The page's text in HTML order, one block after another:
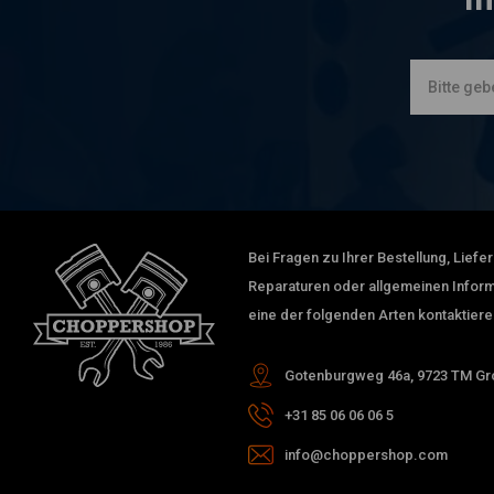
Bei Fragen zu Ihrer Bestellung,
Reparaturen oder allgemeinen
eine der folgenden Arten
Gotenburgweg 46a, 9723 TM
+31 85 06 06 06 5
info@choppershop.com